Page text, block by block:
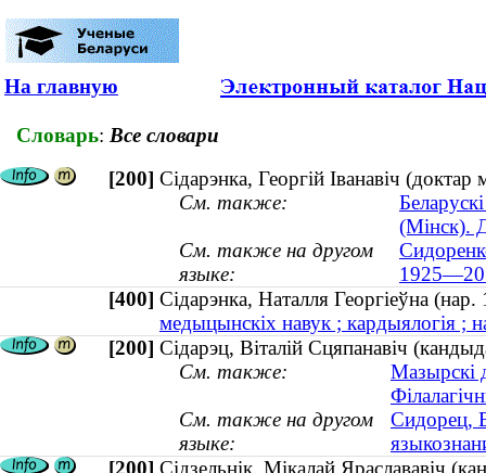
На главную
Словарь: Все словари
[200] Сідарэнка, Георгій Іванавіч
См. также:
(Мінск).
См. также на другом
языке:
[400] Сідарэнка, Наталля Георгіеўна
медыцынскіх навук ; кардыялогія ;
[200] Сідарэц, Віталій Сцяпанавіч
См. также:
Мазырскі
См. также на другом
языке:
Сидорец,